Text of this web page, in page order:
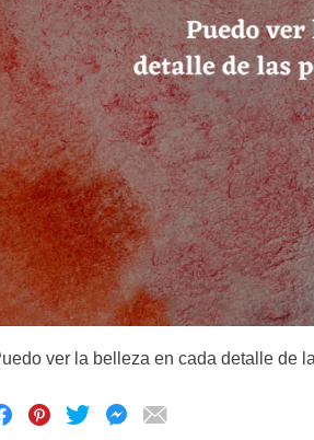
ver la belleza en cada detalle de